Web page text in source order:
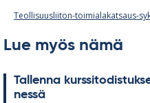
Teollisuusliiton-toimialakatsaus-
Lue myös nämä
Tal­lenna
nessä